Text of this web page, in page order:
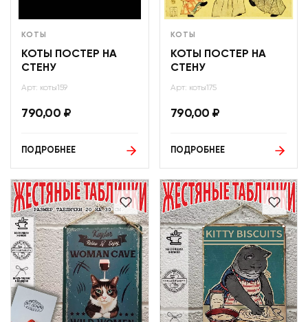
КОТЫ
КОТЫ ПОСТЕР НА
СТЕНУ
Арт: коты159
790,00 ₽
ПОДРОБНЕЕ
КОТЫ
КОТЫ ПОСТЕР НА
СТЕНУ
Арт: коты175
790,00 ₽
ПОДРОБНЕЕ